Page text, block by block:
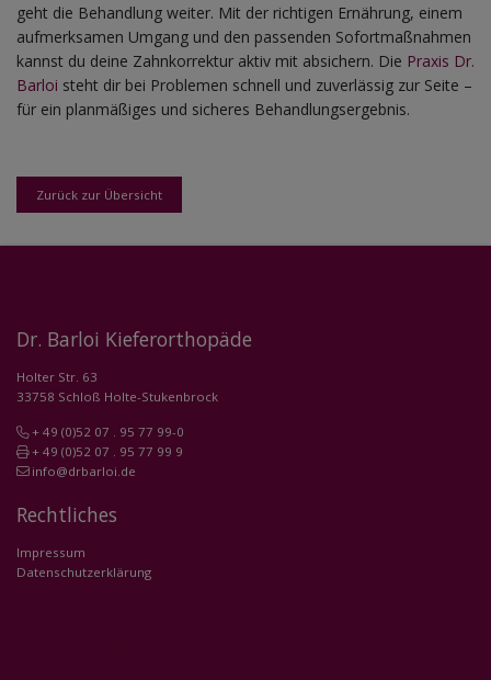
Zurück zur Übersicht
geht die Behandlung weiter. Mit der richtigen Ernährung, einem
aufmerksamen Umgang und den passenden Sofortmaßnahmen
kannst du deine Zahnkorrektur aktiv mit absichern. Die Praxis Dr.
Barloi steht dir bei Problemen schnell und zuverlässig zur Seite –
für ein planmäßiges und sicheres Behandlungsergebnis.
Dr. Barloi Kieferorthopäde
Holter Str. 63
33758 Schloß Holte-Stukenbrock
+ 49 (0)52 07 . 95 77 99-0
+ 49 (0)52 07 . 95 77 99 9
info@drbarloi.de
Rechtliches
Impressum
Datenschutzerklärung